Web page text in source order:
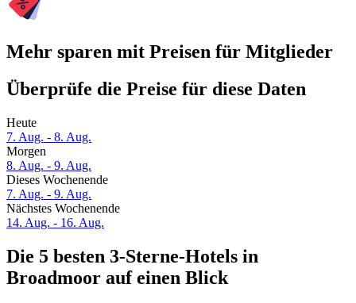
Mehr sparen mit Preisen für Mitglieder
Überprüfe die Preise für diese Daten
Heute
7. Aug. - 8. Aug.
Morgen
8. Aug. - 9. Aug.
Dieses Wochenende
7. Aug. - 9. Aug.
Nächstes Wochenende
14. Aug. - 16. Aug.
Die 5 besten 3-Sterne-Hotels in
Broadmoor auf einen Blick